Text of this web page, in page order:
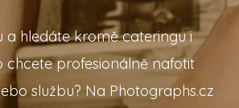
a hledáte kromě cateringu i
profesionálně nafotit
službu? Na Photographs.cz